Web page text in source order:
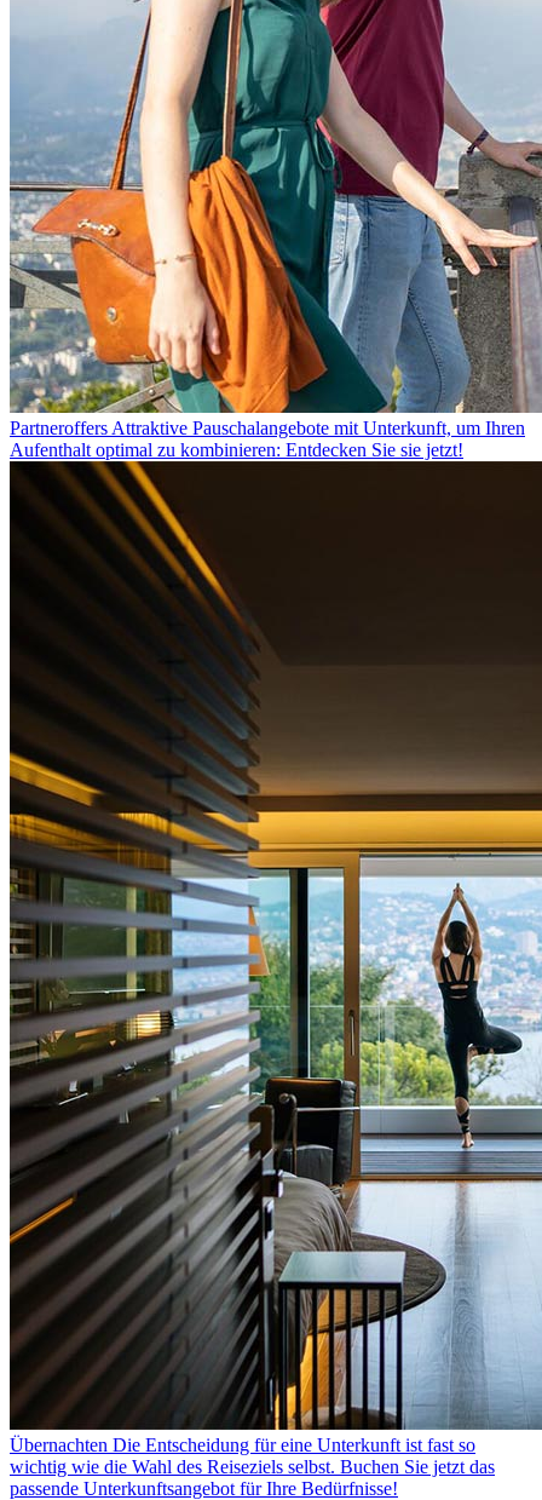
Partneroffers Attraktive Pauschalangebote mit Unterkunft, um Ihren
Aufenthalt optimal zu kombinieren: Entdecken Sie sie jetzt!
Übernachten Die Entscheidung für eine Unterkunft ist fast so
wichtig wie die Wahl des Reiseziels selbst. Buchen Sie jetzt das
passende Unterkunftsangebot für Ihre Bedürfnisse!